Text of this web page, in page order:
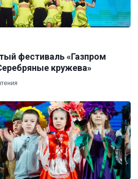
фестиваль «Газпром
кружева»